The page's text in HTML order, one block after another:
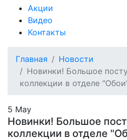
Акции
Видео
Контакты
Главная
Новости
Новинки! Большое
коллекции в отделе
5 May
Новинки! Большое
коллекции в отделе